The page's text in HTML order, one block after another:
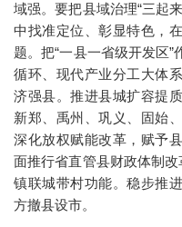
域强。要把县域治理“三起
中找准定位、彰显特色，
题。把“一县一省级开发区
循环、现代产业分工大体
济强县。推进县城扩容提
新郑、禹州、巩义、固始
深化放权赋能改革，赋予
面推行省直管县财政体制
镇联城带村功能。稳步推
方撤县设市。